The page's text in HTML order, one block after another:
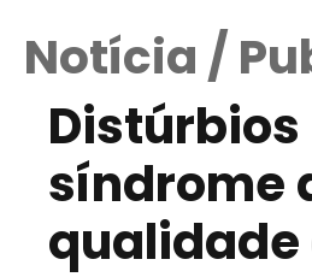
Notícia /
síndrome
qualidade